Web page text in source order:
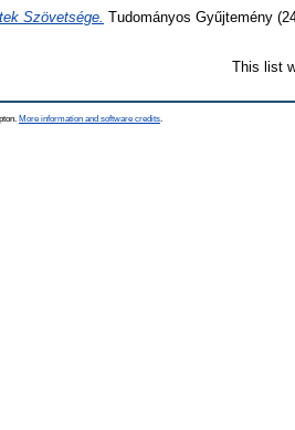
Szövetsége. Tudományos Gyűjtemény
This list
More information and software credits